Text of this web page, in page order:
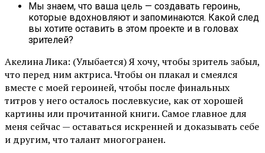
Мы знаем, что ваша цель — создавать героинь,
которые вдохновляют и запоминаются. Какой след
вы хотите оставить в этом проекте и в головах
зрителей?
Акелина Лика: (Улыбается) Я хочу, чтобы зритель забыл,
что перед ним актриса. Чтобы он плакал и смеялся
вместе с моей героиней, чтобы после финальных
титров у него осталось послевкусие, как от хорошей
картины или прочитанной книги. Самое главное для
меня сейчас — оставаться искренней и доказывать себе
и другим, что талант многогранен.